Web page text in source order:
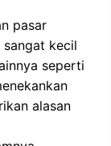
pasar
kecil
seperti
alasan